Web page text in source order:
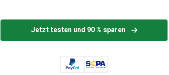
Jetzt testen und 90 % sparen